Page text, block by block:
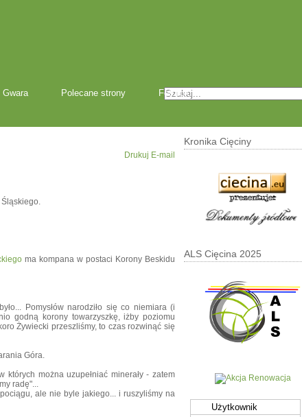
Gwara Polecane strony Fotoforum
Drukuj E-mail
ma kompana w postaci Korony Beskidu
było... Pomysłów narodziło sięco niemiara (i
godną korony towarzyszkę, iżby poziomu
Żywiecki przeszliśmy, to czas rozwinąć się
Góra.
można uzupełniać minerały - zatem
radę"...
ale nie byle jakiego... i ruszyliśmy na
Kronika Cięciny
ALS Cięcina 2025